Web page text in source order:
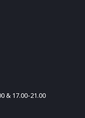
& 17.00-21.00